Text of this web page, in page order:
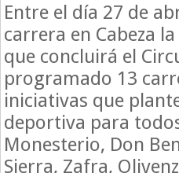
Entre el día 27 de
carrera en Cabeza
que concluirá el
programado 13
iniciativas que
deportiva para
Monesterio, Don
Sierra, Zafra,